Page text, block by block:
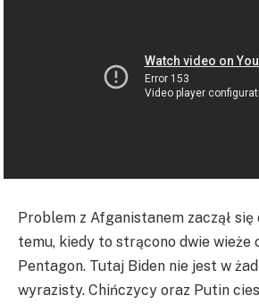
Problem z Afganistanem zaczął
temu, kiedy to strącono dwie wieże
Pentagon. Tutaj Biden nie jest w
wyrazisty. Chińczycy oraz Putin